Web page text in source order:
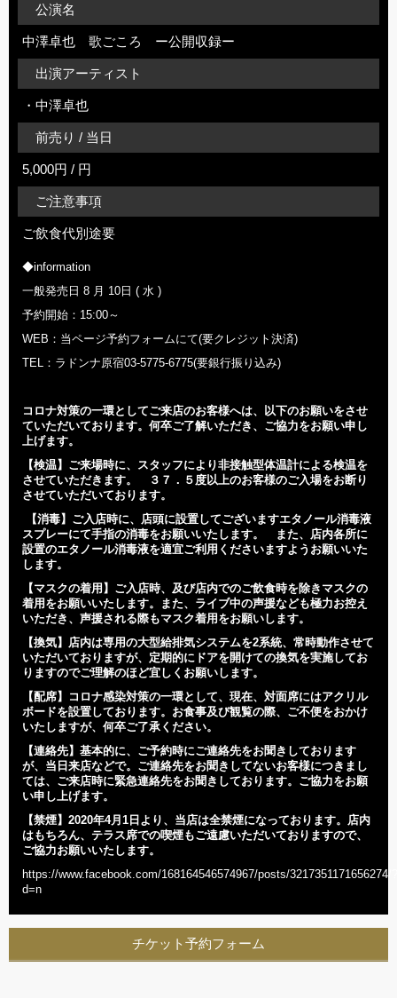
公演名
中澤卓也 歌ごころ ー公開収録ー
出演アーティスト
・中澤卓也
前売り / 当日
5,000円 / 円
ご注意事項
ご飲食代別途要
◆information
一般発売日 8 月 10日 ( 水 )
予約開始：15:00～
WEB：当ページ予約フォームにて(要クレジット決済)
TEL：ラドンナ原宿03-5775-6775(要銀行振り込み)
コロナ対策の一環としてご来店のお客様へは、以下のお願いをさせ
ていただいております。何卒ご了解いただき、ご協力をお願い申し
上げます。
【検温】 ご来場時に、スタッフにより非接触型体温計による検温を
させていただきます。 ３７．５度以上のお客様のご入場をお断り
させていただいております。
【消毒】 ご入店時に、店頭に設置してございますエタノール消毒液
スプレーにて手指の消毒をお願いいたします。 また、店内各所に
設置のエタノール消毒液を適宜ご利用くださいますようお願いいた
します。
【マスクの着用】 ご入店時、及び店内でのご飲食時を除きマスクの
着用をお願いいたします。また、ライブ中の声援なども極力お控え
いただき、声援される際もマスク着用をお願いします。
【換気】
店内は専用の大型給排気システムを2系統、常時動作させて
いただいておりますが、定期的にドアを開けての換気を実施してお
りますのでご理解のほど宜しくお願いします。
【配席】
コロナ感染対策の一環として、現在、対面席にはアクリル
ボードを設置しております。お食事及び観覧の際、ご不便をおかけ
いたしますが、何卒ご了承ください。
【連絡先】基本的に、ご予約時にご連絡先をお聞きしております
が、当日来店などで。ご連絡先をお聞きしてないお客様につきまし
ては、ご来店時に緊急連絡先をお聞きしております。ご協力をお願
い申し上げます。
【禁煙】2020年4月1日より、当店は全禁煙になっております。店内
はもちろん、テラス席での喫煙もご遠慮いただいておりますので、
ご協力お願いいたします。
https://www.facebook.com/168164546574967/posts/3217351171656274/?
d=n
チケット予約フォーム